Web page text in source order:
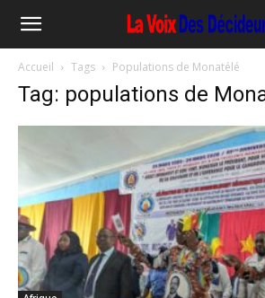
Accueil Tags Populations de Monatélé
Tag: populations de